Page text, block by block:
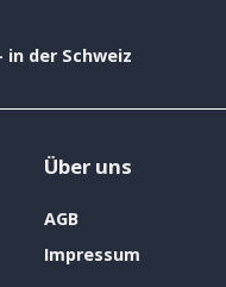
in der Schweiz
Über uns
AGB
Impressum